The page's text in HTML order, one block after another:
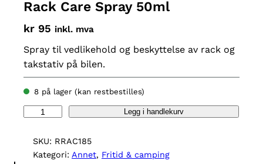
Rack Care Spray 50ml
kr 95 inkl. mva
Spray til vedlikehold og beskyttelse av rack og
takstativ på bilen.
8 på lager (kan restbestilles)
Legg i handlekurv
SKU: RRAC185
Kategori: Annet, Fritid & camping